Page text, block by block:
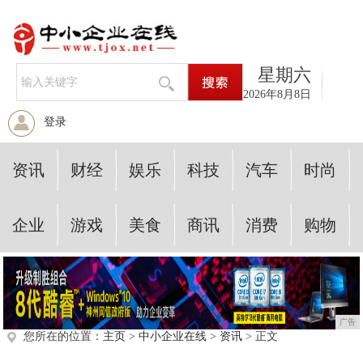
星期六
2026年8月8日
登录
资讯 财经 娱乐 科技 汽车 时尚
企业 游戏 美食 商讯 消费 购物
广告
您所在的位置： 主页 > 中小企业在线> 资讯> 正文